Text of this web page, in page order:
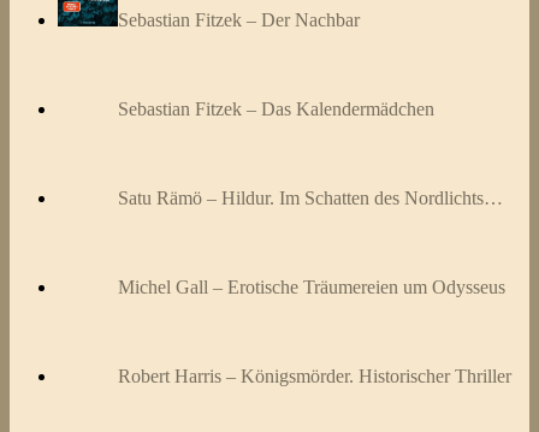
Sebastian Fitzek – Der Nachbar
Sebastian Fitzek – Das Kalendermädchen
Satu Rämö – Hildur. Im Schatten des Nordlichts…
Michel Gall – Erotische Träumereien um Odysseus
Robert Harris – Königsmörder. Historischer Thriller